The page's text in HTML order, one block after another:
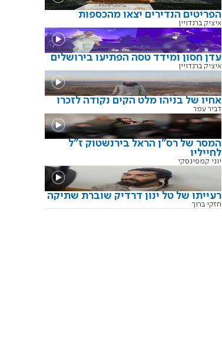
הפריטים הנדירים יצאו מהכספות
איציק ברנדויין
עדן חסון ומידד טסה הפתיעו בירושלים
איציק ברנדויין
אחיו של בניהו מלט הקים נקודה לזכרו
דביר עמר
המסר של רס"ן הראל בירנשטוק ז"ל
לחייליו
יוני קמפינסקי
רעייתו של טל ינון דרדיק שוברת שתיקה
חזקי ברוך